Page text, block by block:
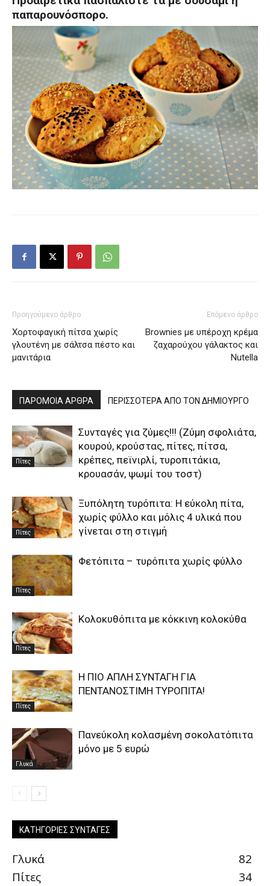
παπαρουνόσπορο.
Προηγούμενο άρθρο
Χορτοφαγική πίτσα χωρίς
γλουτένη με σάλτσα πέστο και
μανιτάρια
Επόμενο άρθρο
Brownies με υπέροχη κρέμα
ζαχαρούχου γάλακτος και
Nutella
ΠΑΡΟΜΟΙΑ ΑΡΘΡΑ ΠΕΡΙΣΣΟΤΕΡΑ ΑΠΟ ΤΟΝ ΔΗΜΙΟΥΡΓΟ
Πίτες
Συνταγές για ζύμες!!! (Ζύμη σφολιάτα,
κουρού, κρούστας, πίτες, πίτσα,
κρέπες, πεϊνιρλί, τυροπιτάκια,
κρουασάν, ψωμί του τοστ)
Πίτες
Ξυπόλητη τυρόπιτα: Η εύκολη πίτα,
χωρίς φύλλο και μόλις 4 υλικά που
γίνεται στη στιγμή
Πίτες
Φετόπιτα – τυρόπιτα χωρίς φύλλο
Πίτες
Κολοκυθόπιτα με κόκκινη κολοκύθα
Πίτες
Η ΠΙΟ ΑΠΛΗ ΣΥΝΤΑΓΗ ΓΙΑ
ΠΕΝΤΑΝΟΣΤΙΜΗ ΤΥΡΟΠΙΤΑ!
Γλυκά
Πανεύκολη κολασμένη σοκολατόπιτα
μόνο με 5 ευρώ
ΚΑΤΗΓΟΡΊΕΣ ΣΥΝΤΑΓΈΣ
Γλυκά
82
Πίτες
34